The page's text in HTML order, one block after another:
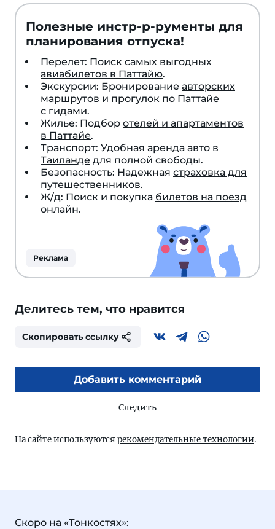
Полезные инстр-р-рументы для
планирования отпуска!
Перелет: Поиск самых выгодных
авиабилетов в Паттайю.
Экскурсии: Бронирование авторских
маршрутов и прогулок по Паттайе
с гидами.
Жилье: Подбор отелей и апартаментов
в Паттайе.
Транспорт: Удобная аренда авто в
Таиланде для полной свободы.
Безопасность: Надежная страховка для
путешественников.
Ж/д: Поиск и покупка билетов на поезд
онлайн.
Реклама
Делитесь тем, что нравится
Скопировать ссылку
Добавить комментарий
Следить
На сайте используются рекомендательные технологии.
Скоро на «Тонкостях»: